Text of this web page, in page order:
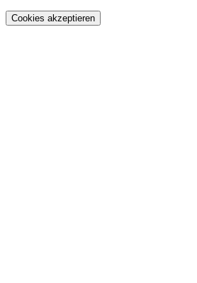
Cookies akzeptieren